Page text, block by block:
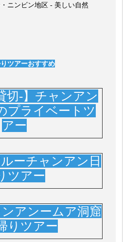
ニンビン地区 - 美しい自然
ツアーおすすめ
切-】チャンアン
プライベートツ
アー
ーチャンアン日
ツアー
アンームア洞窟
りツアー